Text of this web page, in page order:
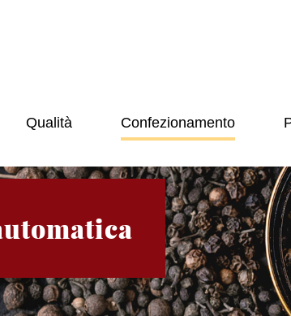
Qualità Confezionamento